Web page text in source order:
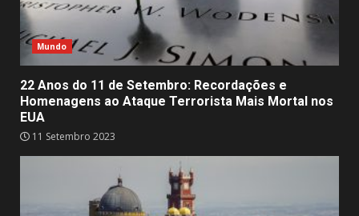
Mundo
22 Anos do 11 de Setembro: Recordações e
Homenagens ao Ataque Terrorista Mais Mortal nos
EUA
11 Setembro 2023